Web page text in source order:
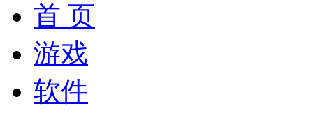
首 页
游戏
软件